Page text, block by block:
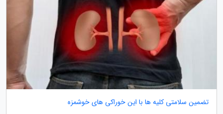
تضمین سلامتی کلیه ها با این خوراکی های خوشمزه